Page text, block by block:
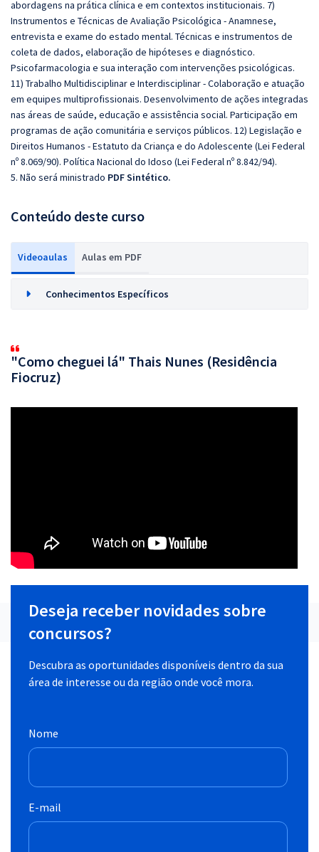
abordagens na prática clínica e em contextos institucionais. 7)
Instrumentos e Técnicas de Avaliação Psicológica - Anamnese,
entrevista e exame do estado mental. Técnicas e instrumentos de
coleta de dados, elaboração de hipóteses e diagnóstico.
Psicofarmacologia e sua interação com intervenções psicológicas.
11) Trabalho Multidisciplinar e Interdisciplinar - Colaboração e atuação
em equipes multiprofissionais. Desenvolvimento de ações integradas
nas áreas de saúde, educação e assistência social. Participação em
programas de ação comunitária e serviços públicos. 12) Legislação e
Direitos Humanos - Estatuto da Criança e do Adolescente (Lei Federal
nº 8.069/90). Política Nacional do Idoso (Lei Federal nº 8.842/94).
5. Não será ministrado PDF Sintético.
Conteúdo deste curso
Videoaulas Aulas em PDF
Conhecimentos Específicos
"Como cheguei lá" Thais Nunes (Residência
Fiocruz)
Deseja receber novidades sobre
concursos?
Descubra as oportunidades disponíveis dentro da sua
área de interesse ou da região onde você mora.
Nome
E-mail